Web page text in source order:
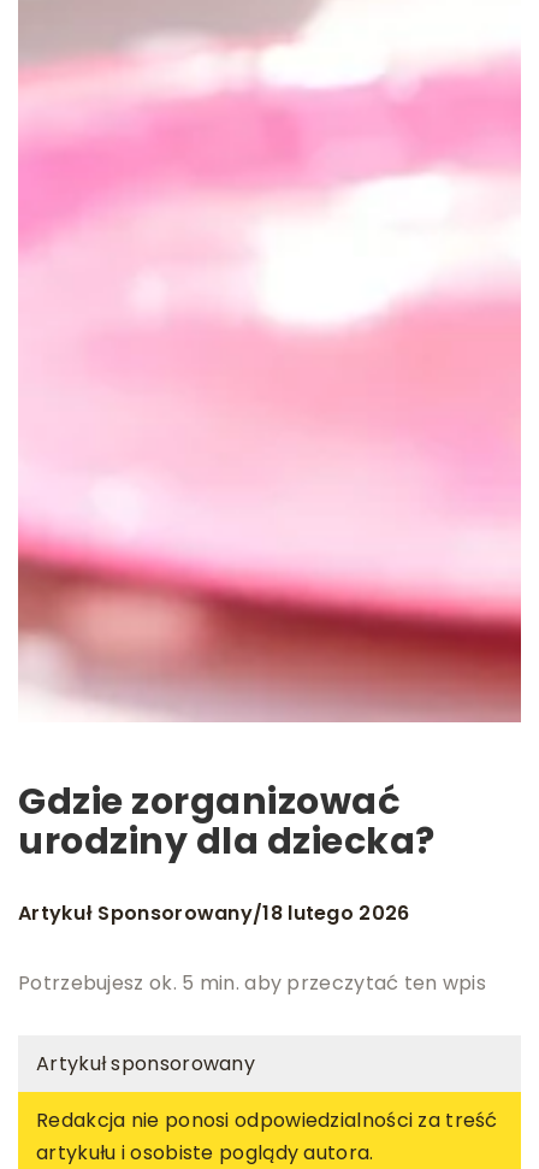
Gdzie zorganizować
urodziny dla dziecka?
Artykuł Sponsorowany/18 lutego 2026
Potrzebujesz ok. 5 min. aby przeczytać ten wpis
Artykuł sponsorowany
Redakcja nie ponosi odpowiedzialności za treść
artykułu i osobiste poglądy autora.